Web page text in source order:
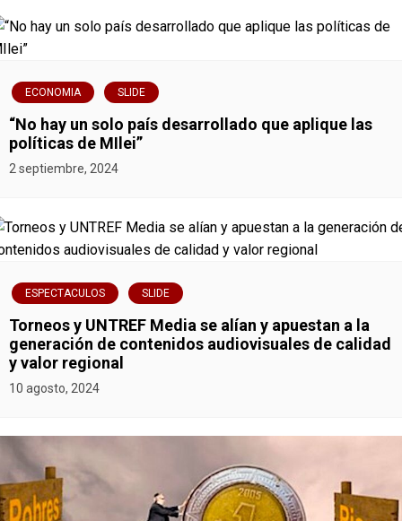
ECONOMIA SLIDE
“No hay un solo país desarrollado que aplique las
políticas de MIlei”
2 septiembre, 2024
ESPECTACULOS SLIDE
Torneos y UNTREF Media se alían y apuestan a la
generación de contenidos audiovisuales de calidad
y valor regional
10 agosto, 2024